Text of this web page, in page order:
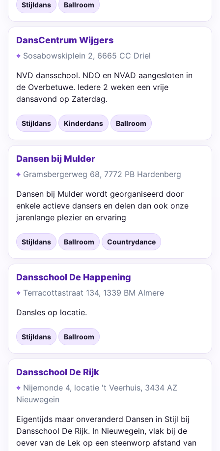
Stijldans Ballroom
DansCentrum Wijgers
Sosabowskiplein 2, 6665 CC Driel
NVD dansschool. NDO en NVAD aangesloten in
de Overbetuwe. Iedere 2 weken een vrije
dansavond op Zaterdag.
Stijldans Kinderdans Ballroom
Dansen bij Mulder
Gramsbergerweg 68, 7772 PB Hardenberg
Dansen bij Mulder wordt georganiseerd door
enkele actieve dansers en delen dan ook onze
jarenlange plezier en ervaring
Stijldans Ballroom Countrydance
Dansschool De Happening
Terracottastraat 134, 1339 BM Almere
Dansles op locatie.
Stijldans Ballroom
Dansschool De Rijk
Nijemonde 4, locatie 't Veerhuis, 3434 AZ
Nieuwegein
Eigentijds maar onveranderd Dansen in Stijl bij
Dansschool De Rijk. In Nieuwegein, vlak bij de
oever van de Lek op een steenworp afstand van